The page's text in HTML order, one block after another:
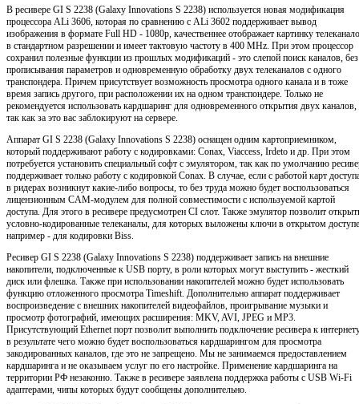
В ресивере GI S 2238 (Galaxy Innovations S 2238) используется новая модификация
процессора ALi 3606, которая по сравнению с ALi 3602 поддерживает вывод
изображения в формате Full HD - 1080p, качественнее отображает картинку
в стандартном разрешении и имеет тактовую частоту в 400 MHz. При этом процессор
сохранил полезные функции из прошлых модификаций - это слепой поиск каналов, без
прописывания параметров и одновременную обработку двух телеканалов с одного
транспондера. Причем присутствует возможность просмотра одного канала и в тоже
время запись другого, при расположении их на одном транспондере. Только не
рекомендуется использовать кардшаринг для одновременного открытия двух каналов,
так как за это вас заблокируют на сервере.
Аппарат GI S 2238 (Galaxy Innovations S 2238) оснащен одним картоприемником,
который поддерживают работу с кодировками: Conax, Viaccess, Irdeto и др. При этом
потребуется установить специальный софт с эмулятором, так как по умолчанию
поддерживает только работу с кодировкой Conax. В случае, если с работой карт
в ридерах возникнут какие-либо вопросы, то без труда можно будет воспользоваться
лицензионным CAM-модулем для полной совместимости с используемой картой
доступа. Для этого в ресивере предусмотрен CI слот. Также эмулятор позволит
условно-кодированные телеканалы, для которых выложены ключи в открытом
например - для кодировки Biss.
Ресивер GI S 2238 (Galaxy Innovations S 2238) поддерживает запись на внешние
накопители, подключенные к USB порту, в роли которых могут выступить - жесткий
диск или флешка. Также при использовании накопителей можно будет использовать
функцию отложенного просмотра Timeshift. Дополнительно аппарат поддерживает
воспроизведение с внешних накопителей видеофайлов, проигрывание музыки и
просмотр фотографий, имеющих расширения: MKV, AVI, JPEG и MP3.
Присутствующий Ethernet порт позволит выполнить подключение ресивера к
в результате чего можно будет воспользоваться кардшарингом для просмотра
закодированных каналов, где это не запрещено. Мы не занимаемся предоставлением
кардшаринга и не оказываем услуг по его настройке. Применение кардшаринга на
территории РФ незаконно. Также в ресивере заявлена поддержка работы с USB Wi-Fi
адаптерами, чипы которых будут сообщены дополнительно.